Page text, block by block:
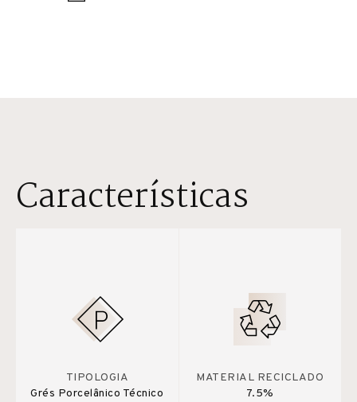
Características
TIPOLOGIA
Grés Porcelânico Técnico
MATERIAL RECICLADO
7.5%